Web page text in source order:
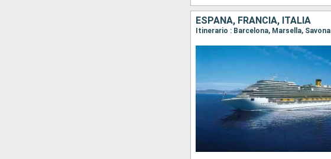
ESPAÑA, FRANCIA, ITALIA
Itinerario : Barcelona, Marsella, Savona